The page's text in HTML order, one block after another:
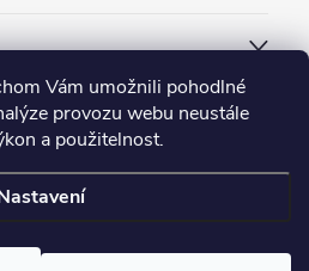
Vám umožnili pohodlné
provozu webu neustále
a použitelnost.
vyhovuje ?
nastavení cookies